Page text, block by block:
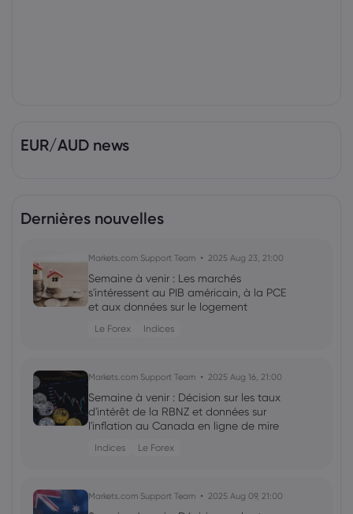
EUR/AUD news
Dernières nouvelles
Markets.com Support Team 2025 Aug 23, 21:00
Semaine à venir : Les marchés
s'intéressent au PIB américain, à la PCE
et aux données sur le logement
Le Forex Indices
Markets.com Support Team 2025 Aug 16, 21:00
Semaine à venir : Décision sur les taux
d'intérêt de la RBNZ et données sur
l'inflation au Canada en ligne de mire
Indices Le Forex
Markets.com Support Team 2025 Aug 09, 21:00